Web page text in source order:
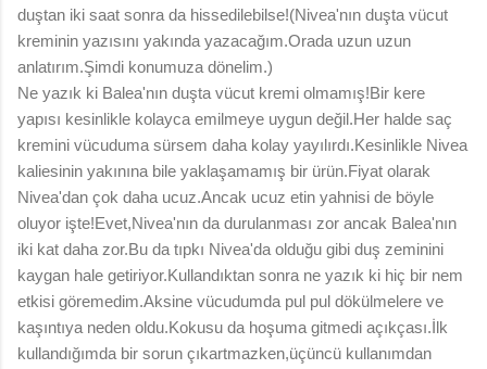
duştan iki saat sonra da hissedilebilse!(Nivea'nın duşta vücut
kreminin yazısını yakında yazacağım.Orada uzun uzun
anlatırım.Şimdi konumuza dönelim.)
Ne yazık ki Balea'nın duşta vücut kremi olmamış!Bir kere
yapısı kesinlikle kolayca emilmeye uygun değil.Her halde saç
kremini vücuduma sürsem daha kolay yayılırdı.Kesinlikle Nivea
kaliesinin yakınına bile yaklaşamamış bir ürün.Fiyat olarak
Nivea'dan çok daha ucuz.Ancak ucuz etin yahnisi de böyle
oluyor işte!Evet,Nivea'nın da durulanması zor ancak Balea'nın
iki kat daha zor.Bu da tıpkı Nivea'da olduğu gibi duş zeminini
kaygan hale getiriyor.Kullandıktan sonra ne yazık ki hiç bir nem
etkisi göremedim.Aksine vücudumda pul pul dökülmelere ve
kaşıntıya neden oldu.Kokusu da hoşuma gitmedi açıkçası.İlk
kullandığımda bir sorun çıkartmazken,üçüncü kullanımdan